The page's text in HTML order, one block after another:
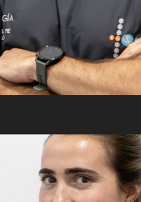
Peris Pedron